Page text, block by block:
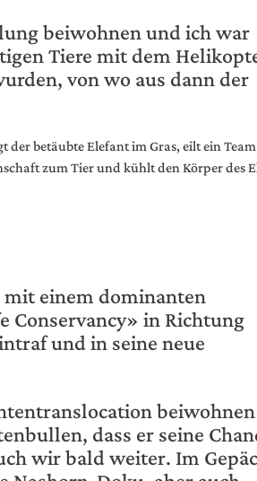
beiwohnen und ich war
Tiere mit dem
von wo aus dann der
mit einem dominanten
Conservancy» in Richtung
und in seine neue
dass er seine
wir bald weiter. Im